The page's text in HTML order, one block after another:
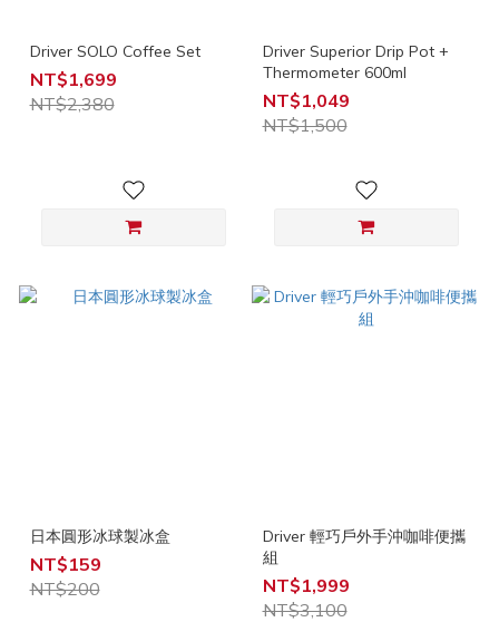
Driver SOLO Coffee Set
NT$1,699
NT$2,380
Driver Superior Drip Pot +
Thermometer 600ml
NT$1,049
NT$1,500
日本圓形冰球製冰盒
NT$159
NT$200
Driver 輕巧戶外手沖咖啡便攜
組
NT$1,999
NT$3,100